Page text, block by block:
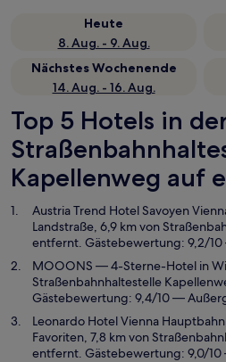
Heute
8. Aug. - 9. Aug.
Nächstes Wochenende
14. Aug. - 16. Aug.
Top 5 Hotels in
Kapellenweg auf
Austria Trend Hotel Savoyen
Landstraße, 6,9 km von
entfernt. Gästebewertung: 9,2/
MOOONS — 4-Sterne-Hotel in
Straßenbahnhaltestelle
Gästebewertung: 9,4/10 —
Leonardo Hotel Vienna
Favoriten, 7,8 km von
entfernt. Gästebewertung: 9,0/